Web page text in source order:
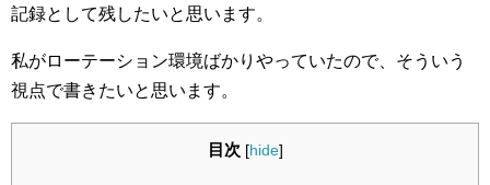
記録として残したいと思います。
私がローテーション環境ばかりやっていたので、そういう
視点で書きたいと思います。
目次 [hide]